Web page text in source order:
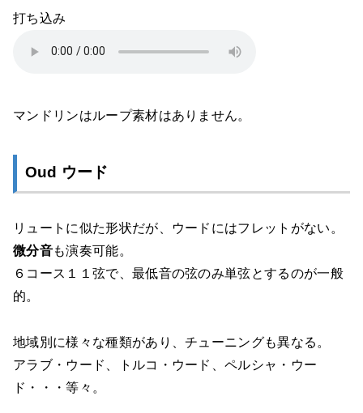
打ち込み
マンドリンはループ素材はありません。
Oud ウード
リュートに似た形状だが、ウードにはフレットがない。
微分音も演奏可能。
６コース１１弦で、最低音の弦のみ単弦とするのが一般
的。
地域別に様々な種類があり、チューニングも異なる。
アラブ・ウード、トルコ・ウード、ペルシャ・ウー
ド・・・等々。